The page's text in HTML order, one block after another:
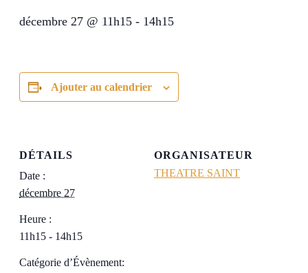
décembre 27 @ 11h15 - 14h15
Ajouter au calendrier
DÉTAILS
Date :
décembre 27
Heure :
11h15 - 14h15
Catégorie d’Évènement:
ORGANISATEUR
THEATRE SAINT